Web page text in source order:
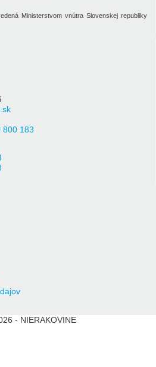
Ministerstvom vnútra Slovenskej republiky
800 183
- NIERAKOVINE